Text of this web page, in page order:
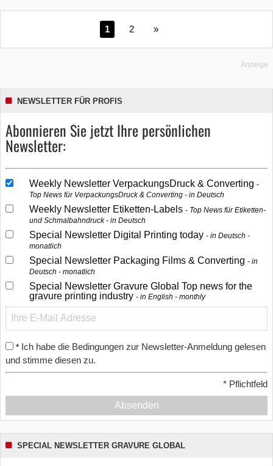
1 2 »
Anzeige
NEWSLETTER FÜR PROFIS
Abonnieren Sie jetzt Ihre persönlichen
Newsletter:
Weekly Newsletter VerpackungsDruck & Converting
Top News für VerpackungsDruck & Converting - in Deutsch
Weekly Newsletter Etiketten-Labels
Top News für Etiketten-
und Schmalbahndruck - in Deutsch
Special Newsletter Digital Printing today
in Deutsch -
monatlich
Special Newsletter Packaging Films & Converting
in
Deutsch - monatlich
Special Newsletter Gravure Global Top news for the
gravure printing industry
in English - monthly
* Ich habe die Bedingungen zur Newsletter-Anmeldung gelesen
und stimme diesen zu.
* Pflichtfeld
Absenden
SPECIAL NEWSLETTER GRAVURE GLOBAL